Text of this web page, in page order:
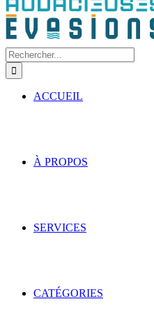
Rechercher:
ACCUEIL
À PROPOS
SERVICES
CATÉGORIES